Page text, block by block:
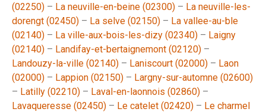
(02250) – La neuville-en-beine (02300) – La neuville-les-
dorengt (02450) – La selve (02150) – La vallee-au-ble
(02140) – La ville-aux-bois-les-dizy (02340) – Laigny
(02140) – Landifay-et-bertaignemont (02120) –
Landouzy-la-ville (02140) – Laniscourt (02000) – Laon
(02000) – Lappion (02150) – Largny-sur-automne (02600)
– Latilly (02210) – Laval-en-laonnois (02860) –
Lavaqueresse (02450) – Le catelet (02420) – Le charmel